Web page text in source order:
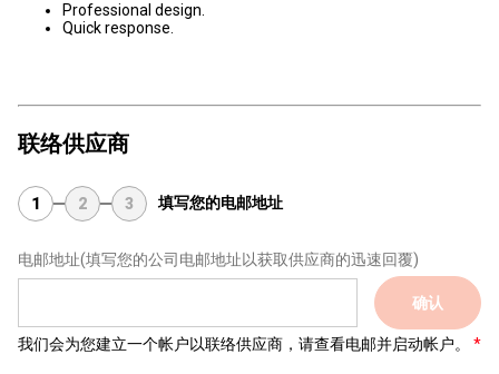
Professional design.
Quick response.
联络供应商
1 2 3 填写您的电邮地址
电邮地址(填写您的公司电邮地址以获取供应商的迅速回覆)
确认
我们会为您建立一个帐户以联络供应商，请查看电邮并启动帐户。